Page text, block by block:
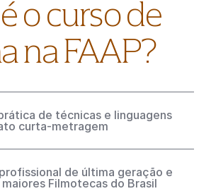
o curso de
na FAAP?
de técnicas e linguagens
curta-metragem
de última geração e
maiores Filmotecas do Brasil